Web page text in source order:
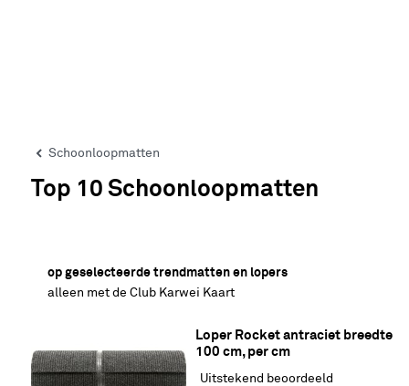
Schoonloopmatten
Top 10 Schoonloopmatten
op geselecteerde trendmatten en lopers
alleen met de Club Karwei Kaart
Loper Rocket antraciet breedte
100 cm, per cm
Uitstekend beoordeeld